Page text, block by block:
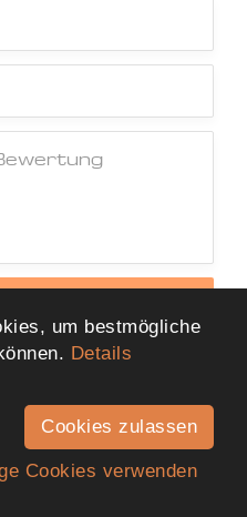
um bestmögliche
Details
Cookies zulassen
Cookies verwenden